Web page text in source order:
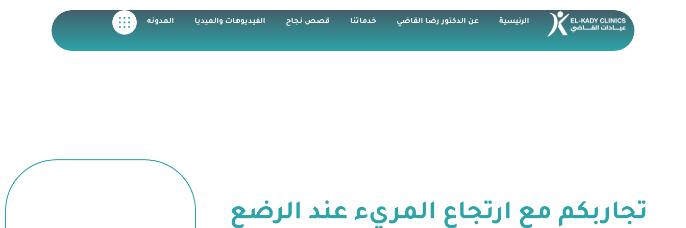
الرئيسية عن الدكتور رضا القاضي خدماتنا قصص نجاح الفيديوهات والميديا المدونه
تجاربكم مع ارتجاع المريء عند الرضع